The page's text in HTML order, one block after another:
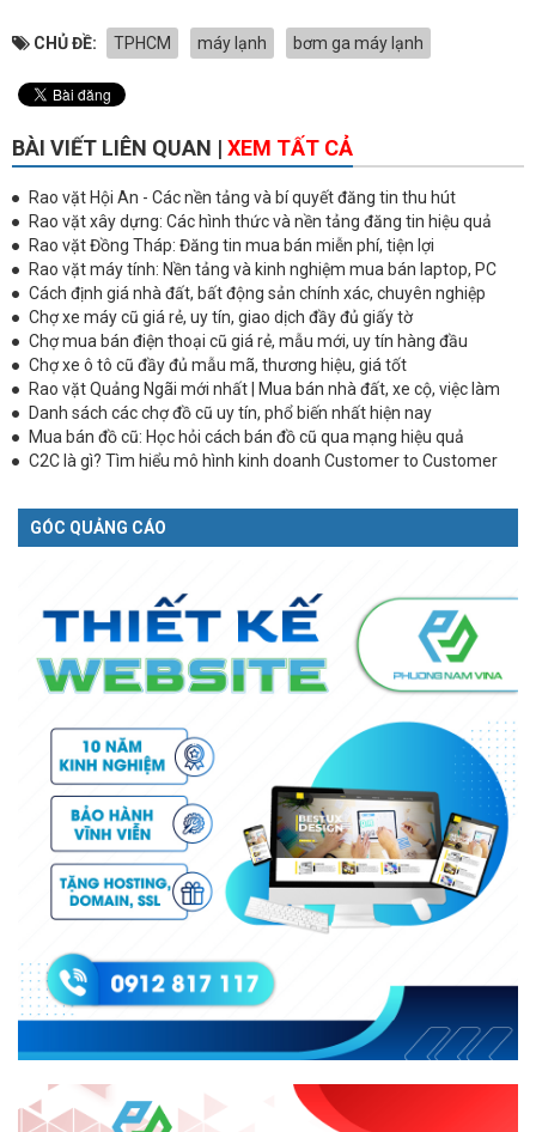
CHỦ ĐỀ: TPHCM máy lạnh bơm ga máy lạnh
BÀI VIẾT LIÊN QUAN | XEM TẤT CẢ
Rao vặt Hội An - Các nền tảng và bí quyết đăng tin thu hút
Rao vặt xây dựng: Các hình thức và nền tảng đăng tin hiệu quả
Rao vặt Đồng Tháp: Đăng tin mua bán miễn phí, tiện lợi
Rao vặt máy tính: Nền tảng và kinh nghiệm mua bán laptop, PC
Cách định giá nhà đất, bất động sản chính xác, chuyên nghiệp
Chợ xe máy cũ giá rẻ, uy tín, giao dịch đầy đủ giấy tờ
Chợ mua bán điện thoại cũ giá rẻ, mẫu mới, uy tín hàng đầu
Chợ xe ô tô cũ đầy đủ mẫu mã, thương hiệu, giá tốt
Rao vặt Quảng Ngãi mới nhất | Mua bán nhà đất, xe cộ, việc làm
Danh sách các chợ đồ cũ uy tín, phổ biến nhất hiện nay
Mua bán đồ cũ: Học hỏi cách bán đồ cũ qua mạng hiệu quả
C2C là gì? Tìm hiểu mô hình kinh doanh Customer to Customer
GÓC QUẢNG CÁO